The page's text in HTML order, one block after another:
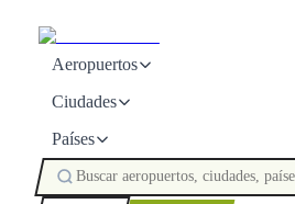
Aeropuertos
Ciudades
Países